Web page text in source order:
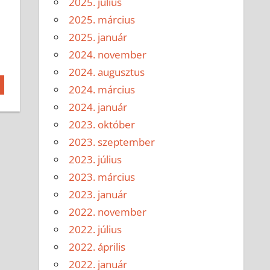
2025. március
2025. január
2024. november
2024. augusztus
2024. március
2024. január
2023. október
2023. szeptember
2023. július
2023. március
2023. január
2022. november
2022. július
2022. április
2022. január